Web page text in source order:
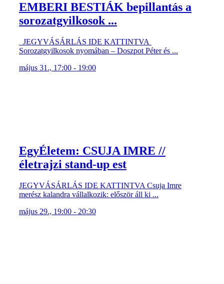
EMBERI BESTIÁK bepillantás a
sorozatgyilkosok ...
JEGYVÁSÁRLÁS IDE KATTINTVA
Sorozatgyilkosok nyomában – Doszpot Péter és ...
május 31., 17:00 - 19:00
EgyÉletem: CSUJA IMRE //
életrajzi stand-up est
JEGYVÁSÁRLÁS IDE KATTINTVA Csuja Imre
merész kalandra vállalkozik: először áll ki ...
május 29., 19:00 - 20:30